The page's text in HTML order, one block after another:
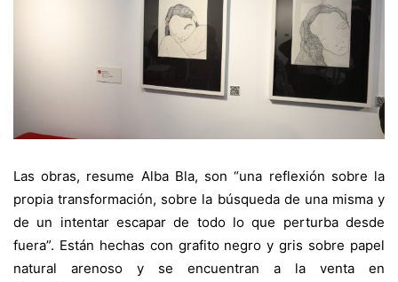
Las obras, resume Alba Bla, son “una reflexión sobre la
propia transformación, sobre la búsqueda de una misma y
de un intentar escapar de todo lo que perturba desde
fuera”. Están hechas con grafito negro y gris sobre papel
natural arenoso y se encuentran a la venta en